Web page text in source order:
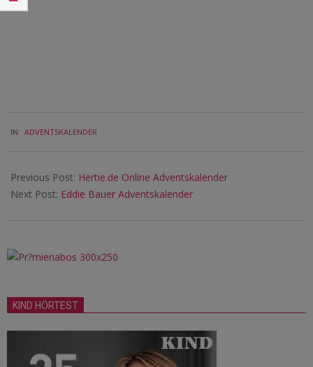
12-
IN: ADVENTSKALENDER
Previous Post: Hertie.de Online Adventskalender
Next Post: Eddie Bauer Adventskalender
KIND HÖRTEST